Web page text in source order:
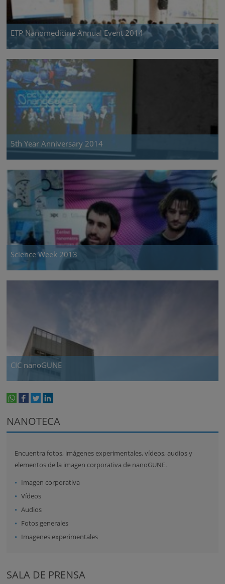
ETP Nanomedicine Annual Event 2014
5th Year Anniversary 2014
Science Week 2013
CIC nanoGUNE
NANOTECA
Encuentra fotos, imágenes experimentales, vídeos, audios y
elementos de la imagen corporativa de nanoGUNE.
Imagen corporativa
Vídeos
Audios
Fotos generales
Imagenes experimentales
SALA DE PRENSA